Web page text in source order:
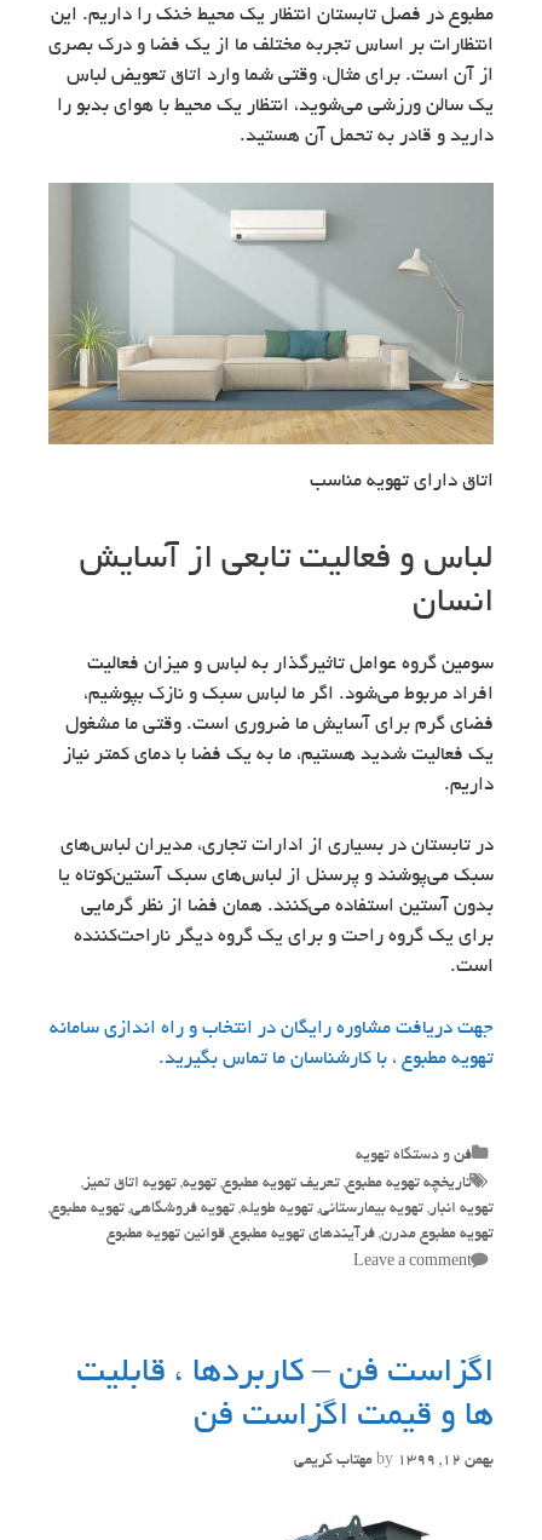
مطبوع در فصل تابستان انتظار یک محیط خنک را داریم. این
انتظارات بر اساس تجربه مختلف ما از یک فضا و درک بصری
از آن است. برای مثال، وقتی شما وارد اتاق تعویض لباس
یک سالن ورزشی می‌شوید، انتظار یک محیط با هوای بدبو را
دارید و قادر به تحمل آن هستید.
اتاق دارای تهویه مناسب
لباس و فعالیت تابعی از آسایش
انسان
سومین گروه عوامل تاثیرگذار به لباس و میزان فعالیت
افراد مربوط می‌شود. اگر ما لباس سبک و نازک بپوشیم،
فضای گرم برای آسایش ما ضروری است. وقتی ما مشغول
یک فعالیت شدید هستیم، ما به یک فضا با دمای کمتر نیاز
داریم.
در تابستان در بسیاری از ادارات تجاری، مدیران لباس‌های
سبک می‌پوشند و پرسنل از لباس‌های سبک آستین‌کوتاه یا
بدون آستین استفاده می‌کنند. همان فضا از نظر گرمایی
برای یک گروه راحت و برای یک گروه دیگر ناراحت‌کننده
است.
جهت دریافت مشاوره رایگان در انتخاب و راه اندازی سامانه
تهویه مطبوع ، با کارشناسان ما تماس بگیرید.
Categories
فن و دستگاه تهویه
Tags
تاریخچه تهویه مطبوع, تعریف تهویه مطبوع, تهویه, تهویه اتاق تمیز,
تهویه انبار, تهویه بیمارستانی, تهویه طویله, تهویه فروشگاهی, تهویه مطبوع,
تهویه مطبوع مدرن, فرآیندهای تهویه مطبوع, قوانین تهویه مطبوع
Leave a comment
اگزاست فن – کاربردها ، قابلیت
ها و قیمت اگزاست فن
بهمن 12, 1399 by مهتاب کریمی